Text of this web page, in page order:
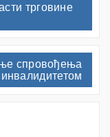
трговине
спровођења